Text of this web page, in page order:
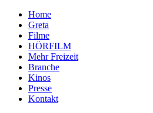
Home
Greta
Filme
HÖRFILM
Mehr Freizeit
Branche
Kinos
Presse
Kontakt